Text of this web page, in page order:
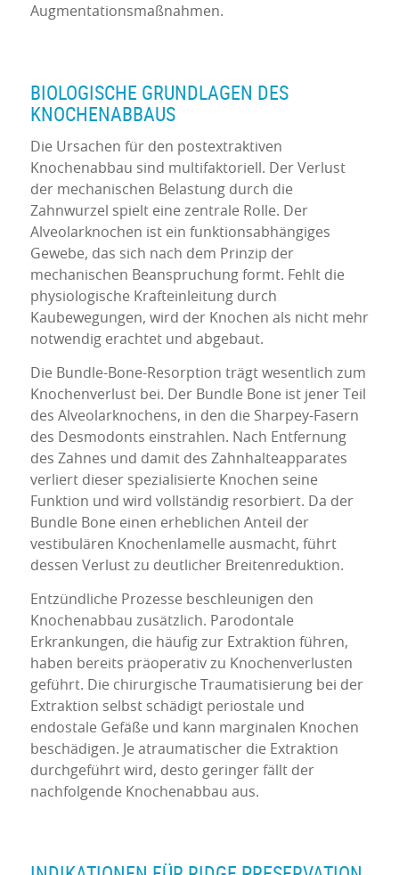
Augmentationsmaßnahmen.
BIOLOGISCHE GRUNDLAGEN DES
KNOCHENABBAUS
Die Ursachen für den postextraktiven
Knochenabbau sind multifaktoriell. Der Verlust
der mechanischen Belastung durch die
Zahnwurzel spielt eine zentrale Rolle. Der
Alveolarknochen ist ein funktionsabhängiges
Gewebe, das sich nach dem Prinzip der
mechanischen Beanspruchung formt. Fehlt die
physiologische Krafteinleitung durch
Kaubewegungen, wird der Knochen als nicht mehr
notwendig erachtet und abgebaut.
Die Bundle-Bone-Resorption trägt wesentlich zum
Knochenverlust bei. Der Bundle Bone ist jener Teil
des Alveolarknochens, in den die Sharpey-Fasern
des Desmodonts einstrahlen. Nach Entfernung
des Zahnes und damit des Zahnhalteapparates
verliert dieser spezialisierte Knochen seine
Funktion und wird vollständig resorbiert. Da der
Bundle Bone einen erheblichen Anteil der
vestibulären Knochenlamelle ausmacht, führt
dessen Verlust zu deutlicher Breitenreduktion.
Entzündliche Prozesse beschleunigen den
Knochenabbau zusätzlich. Parodontale
Erkrankungen, die häufig zur Extraktion führen,
haben bereits präoperativ zu Knochenverlusten
geführt. Die chirurgische Traumatisierung bei der
Extraktion selbst schädigt periostale und
endostale Gefäße und kann marginalen Knochen
beschädigen. Je atraumatischer die Extraktion
durchgeführt wird, desto geringer fällt der
nachfolgende Knochenabbau aus.